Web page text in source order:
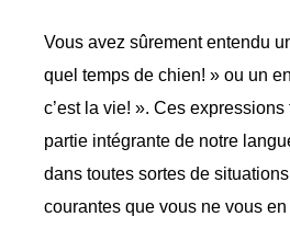
Vous avez sûrement entendu
quel temps de chien! » ou un
c’est la vie! ». Ces
partie intégrante de notre
dans toutes sortes de
courantes que vous ne vous